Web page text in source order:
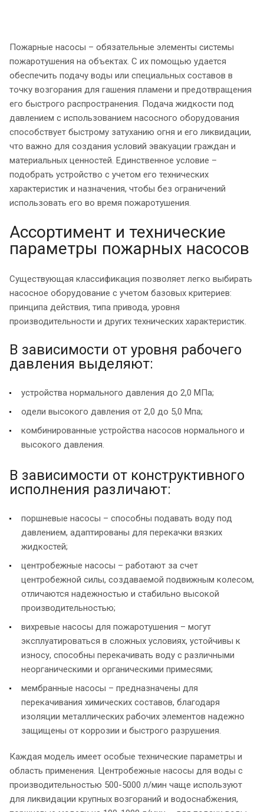
Пожарные насосы – обязательные элементы системы
пожаротушения на объектах. С их помощью удается
обеспечить подачу воды или специальных составов в
точку возгорания для гашения пламени и предотвращения
его быстрого распространения. Подача жидкости под
давлением с использованием насосного оборудования
способствует быстрому затуханию огня и его ликвидации,
что важно для создания условий эвакуации граждан и
материальных ценностей. Единственное условие –
подобрать устройство с учетом его технических
характеристик и назначения, чтобы без ограничений
использовать его во время пожаротушения.
Ассортимент и технические
параметры пожарных насосов
Существующая классификация позволяет легко выбирать
насосное оборудование с учетом базовых критериев:
принципа действия, типа привода, уровня
производительности и других технических характеристик.
В зависимости от уровня рабочего
давления выделяют:
устройства нормального давления до 2,0 МПа;
одели высокого давления от 2,0 до 5,0 Мпа;
комбинированные устройства насосов нормального и
высокого давления.
В зависимости от конструктивного
исполнения различают:
поршневые насосы – способны подавать воду под
давлением, адаптированы для перекачки вязких
жидкостей;
центробежные насосы – работают за счет
центробежной силы, создаваемой подвижным колесом,
отличаются надежностью и стабильно высокой
производительностью;
вихревые насосы для пожаротушения – могут
эксплуатироваться в сложных условиях, устойчивы к
износу, способны перекачивать воду с различными
неорганическими и органическими примесями;
мембранные насосы – предназначены для
перекачивания химических составов, благодаря
изоляции металлических рабочих элементов надежно
защищены от коррозии и быстрого разрушения.
Каждая модель имеет особые технические параметры и
область применения. Центробежные насосы для воды с
производительностью 500-5000 л/мин чаще используют
для ликвидации крупных возгораний и водоснабжения,